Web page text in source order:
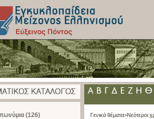
(126)
Γενικά θέματα>Νεότεροι